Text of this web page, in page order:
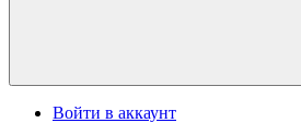
Войти в аккаунт